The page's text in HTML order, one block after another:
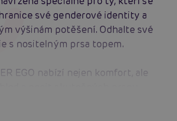
své genderové identity a
výšinám potěšení. Odhalte své
s nositelným prsa topem.
EGO nabízí nejen komfort, ale
tělo, a jakmile prsa doplní vaši